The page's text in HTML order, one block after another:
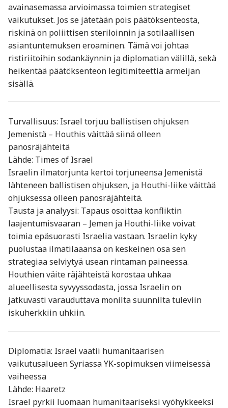
avainasemassa arvioimassa toimien strategiset
vaikutukset. Jos se jätetään pois päätöksenteosta,
riskinä on poliittisen steriloinnin ja sotilaallisen
asiantuntemuksen eroaminen. Tämä voi johtaa
ristiriitoihin sodankäynnin ja diplomatian välillä, sekä
heikentää päätöksenteon legitimiteettiä armeijan
sisällä.
Turvallisuus: Israel torjuu ballistisen ohjuksen
Jemenistä – Houthis väittää siinä olleen
panosräjähteitä
Lähde: Times of Israel
Israelin ilmatorjunta kertoi torjuneensa Jemenistä
lähteneen ballistisen ohjuksen, ja Houthi-liike väittää
ohjuksessa olleen panosräjähteitä.
Tausta ja analyysi: Tapaus osoittaa konfliktin
laajentumisvaaran – Jemen ja Houthi-liike voivat
toimia epäsuorasti Israelia vastaan. Israelin kyky
puolustaa ilmatilaaansa on keskeinen osa sen
strategiaa selviytyä usean rintaman paineessa.
Houthien väite räjähteistä korostaa uhkaa
alueellisesta syvyyssodasta, jossa Israelin on
jatkuvasti varauduttava monilta suunnilta tuleviin
iskuherkkiin uhkiin.
Diplomatia: Israel vaatii humanitaarisen
vaikutusalueen Syriassa YK-sopimuksen viimeisessä
vaiheessa
Lähde: Haaretz
Israel pyrkii luomaan humanitaariseksi vyöhykkeeksi